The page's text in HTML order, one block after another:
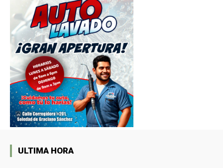
ULTIMA HORA